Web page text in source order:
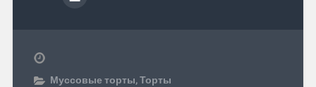
Муссовые торты,Торты